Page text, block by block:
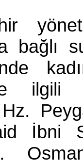
bağlı
ilgili
İbni